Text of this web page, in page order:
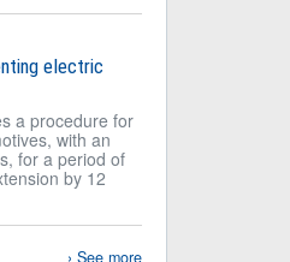
electric
a procedure for
with an
for a period of
by 12
See more